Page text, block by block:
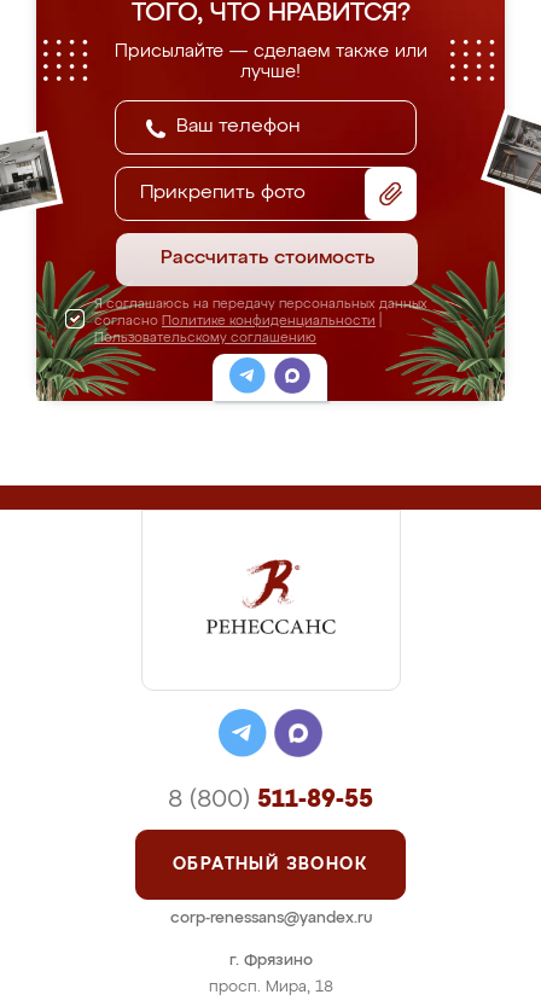
ТОГО, ЧТО НРАВИТСЯ?
Присылайте — сделаем также или
лучше!
Прикрепить фото
Рассчитать стоимость
Я соглашаюсь на передачу персональных данных
согласно Политике конфиденциальности
Пользовательскому соглашению
г. Фрязино
просп. Мира, 18
8 (800) 511-89-55
ОБРАТНЫЙ ЗВОНОК
corp-renessans@yandex.ru